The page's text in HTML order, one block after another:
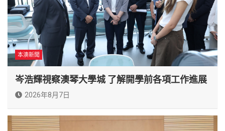
本澳新聞
岑浩輝視察澳琴大學城 了解開學前各項工作進展
2026年8月7日